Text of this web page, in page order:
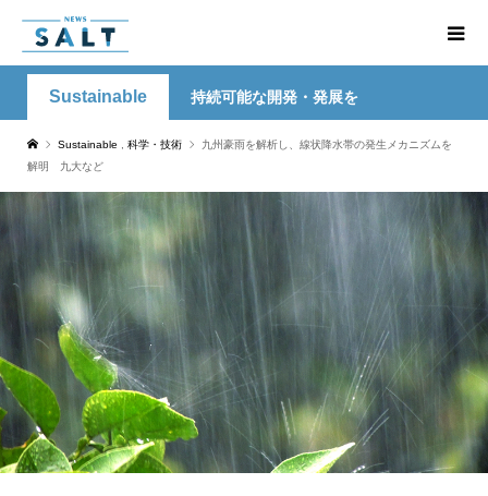
Sustainable 持続可能な開発・発展を
Sustainable 科学・技術
九州豪雨を解析し、線状降水帯の発生メカニズムを
解明 九大など